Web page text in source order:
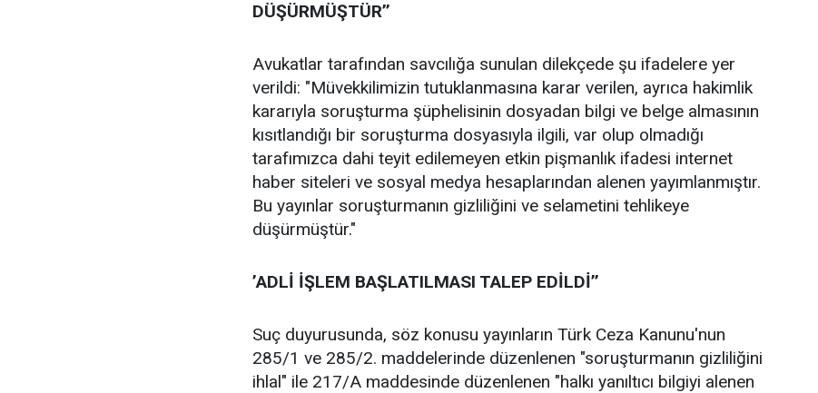
DÜŞÜRMÜŞTÜR’’
Avukatlar tarafından savcılığa sunulan dilekçede şu ifadelere yer
verildi: "Müvekkilimizin tutuklanmasına karar verilen, ayrıca hakimlik
kararıyla soruşturma şüphelisinin dosyadan bilgi ve belge almasının
kısıtlandığı bir soruşturma dosyasıyla ilgili, var olup olmadığı
tarafımızca dahi teyit edilemeyen etkin pişmanlık ifadesi internet
haber siteleri ve sosyal medya hesaplarından alenen yayımlanmıştır.
Bu yayınlar soruşturmanın gizliliğini ve selametini tehlikeye
düşürmüştür."
’ADLİ İŞLEM BAŞLATILMASI TALEP EDİLDİ’’
Suç duyurusunda, söz konusu yayınların Türk Ceza Kanunu'nun
285/1 ve 285/2. maddelerinde düzenlenen "soruşturmanın gizliliğini
ihlal" ile 217/A maddesinde düzenlenen "halkı yanıltıcı bilgiyi alenen